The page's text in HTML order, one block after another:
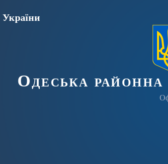
України
Одеська районна